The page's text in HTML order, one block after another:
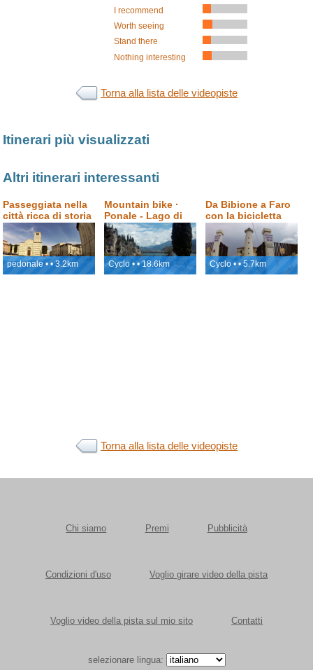
0.4km
seggiovia
I dati della altitudine e della lunghezza delle piste sono indicativi, dati
ufficiali possono leggermente variare.
I recommend
Worth seeing
Stand there
Nothing interesting
Torna alla lista delle videopiste
Itinerari più visualizzati
Altri itinerari interessanti
Passeggiata nella
città ricca di storia
- Ascoli Piceno
pedonale • • 3.2km
Mountain bike ·
Ponale - Lago di
Ledro
Cyclo • • 18.6km
Da Bibione a Faro
con la bicicletta
Cyclo • • 5.7km
Torna alla lista delle videopiste
Chi siamo Premi Pubblicità
Condizioni d'uso Voglio girare video della pista
Voglio video della pista sul mio sito Contatti
selezionare lingua: